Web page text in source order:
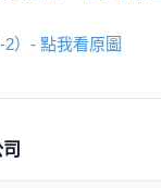
2）- 點我看原圖